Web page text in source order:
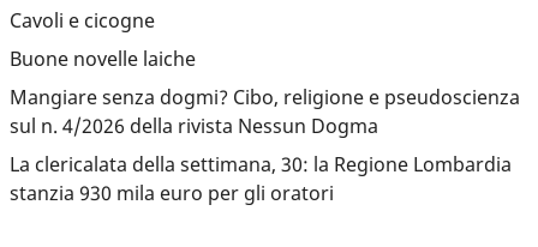
Cavoli e cicogne
Buone novelle laiche
Mangiare senza dogmi? Cibo, religione e pseudoscienza
sul n. 4/2026 della rivista Nessun Dogma
La clericalata della settimana, 30: la Regione Lombardia
stanzia 930 mila euro per gli oratori